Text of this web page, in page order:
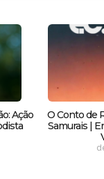
Ação
O Conto de
Samurais |